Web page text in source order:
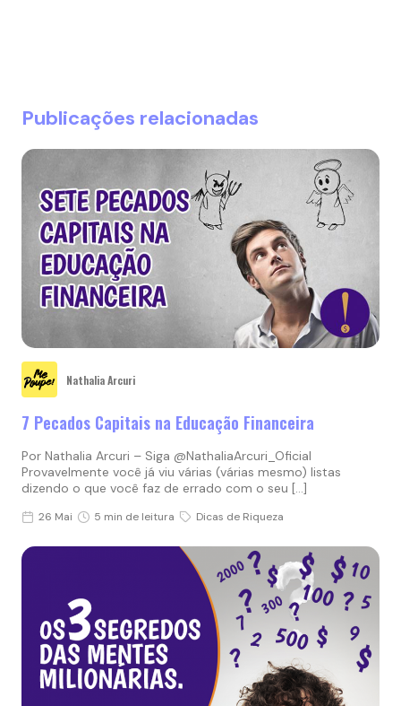
Publicações relacionadas
Nathalia Arcuri
7 Pecados Capitais na Educação Financeira
Por Nathalia Arcuri – Siga @NathaliaArcuri_Oficial
Provavelmente você já viu várias (várias mesmo) listas
dizendo o que você faz de errado com o seu […]
26 Mai 5 min de leitura Dicas de Riqueza